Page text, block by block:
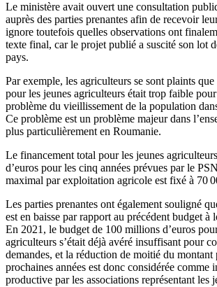
Le ministère avait ouvert une consultation
auprès des parties prenantes afin de recevoir
ignore toutefois quelles observations ont
texte final, car le projet publié a suscité son lot
pays.
Par exemple, les agriculteurs se sont plaints
pour les jeunes agriculteurs était trop faible
problème du vieillissement de la population
Ce problème est un problème majeur dans
plus particulièrement en Roumanie.
Le financement total pour les jeunes
d’euros pour les cinq années prévues par le
maximal par exploitation agricole est fixé à 70
Les parties prenantes ont également souligné
est en baisse par rapport au précédent budget à
En 2021, le budget de 100 millions d’euros
agriculteurs s’était déjà avéré insuffisant pour
demandes, et la réduction de moitié du montant
prochaines années est donc considérée comme
productive par les associations représentant les